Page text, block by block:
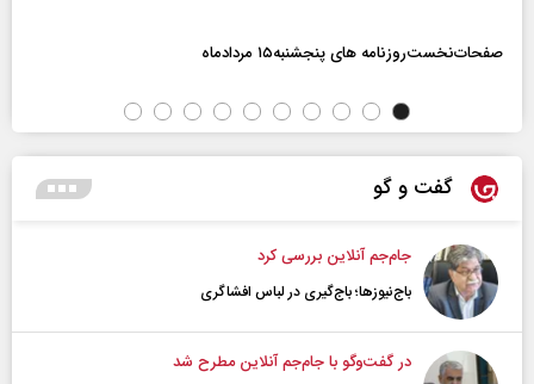
صفحات‌نخست‌روزنامه ها‌ی پنجشنبه‌۱۵ مردادماه
گفت و گو
جام‌جم آنلاین بررسی کرد
باج‌نیوزها؛ باج‌گیری در لباس افشاگری
در گفت‌و‌گو با جام‌جم آنلاین مطرح شد